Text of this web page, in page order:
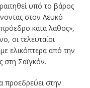
υπό το βάρος
στον Λευκό
κατά λάθος»,
οι τελευταίοι
ελικόπτερα από την
στη Σαϊγκόν.
προεδρεύει στην